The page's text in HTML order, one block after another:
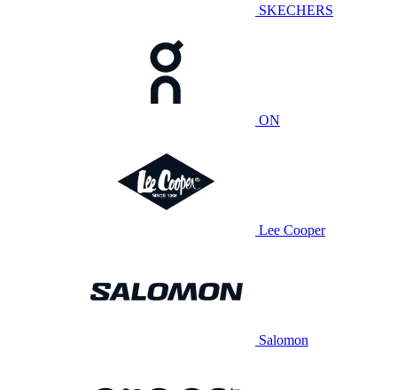
SKECHERS
ON
Lee Cooper
Salomon